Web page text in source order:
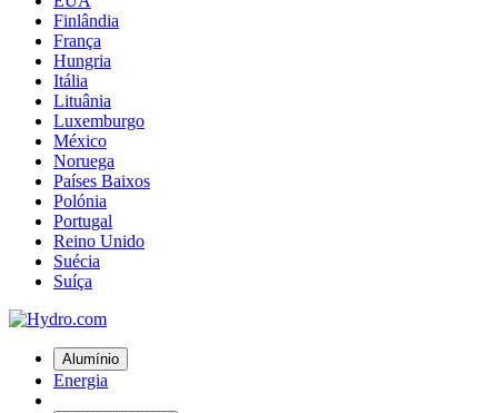
Finlândia
França
Hungria
Itália
Lituânia
Luxemburgo
México
Noruega
Países Baixos
Polónia
Portugal
Reino Unido
Suécia
Suíça
Alumínio
Energia